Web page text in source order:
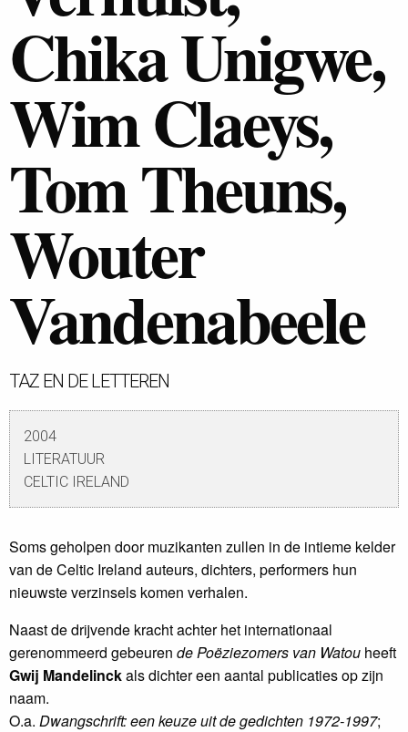
Chika Unigwe,
Wim Claeys,
Tom Theuns,
Wouter
Vandenabeele
TAZ EN DE LETTEREN
2004
LITERATUUR
CELTIC IRELAND
Soms geholpen door muzikanten zullen in de intieme kelder
van de Celtic Ireland auteurs, dichters, performers hun
nieuwste verzinsels komen verhalen.
Naast de drijvende kracht achter het internationaal
gerenommeerd gebeuren de Poëziezomers van Watou heeft
Gwij Mandelinckals dichter een aantal publicaties op zijn
naam.
O.a. Dwangschrift: een keuze uit de gedichten 1972-1997;